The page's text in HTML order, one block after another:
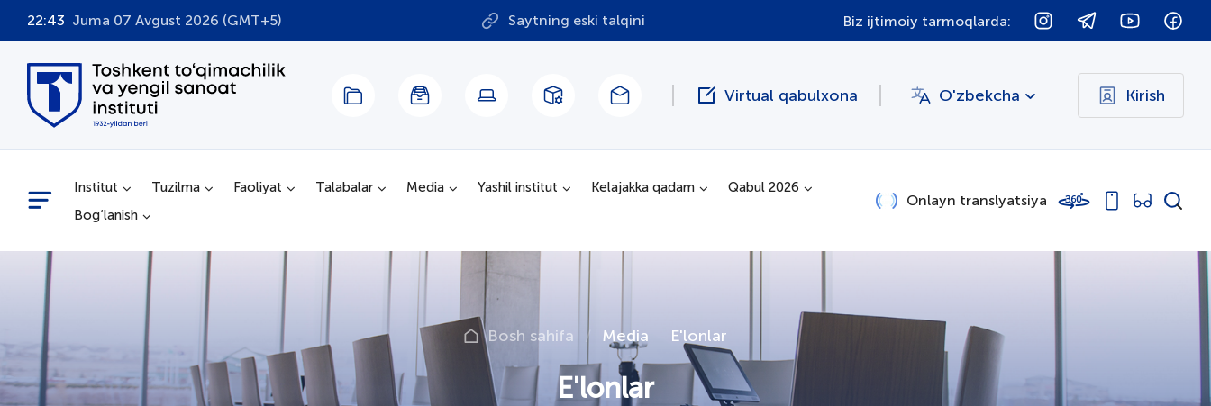
22:43 Juma 07 Avgust 2026 (GMT+5) Saytning eski talqini Biz ijtimoiy tarmoqlarda:
Virtual qabulxona O'zbekcha Kirish
Institut Tuzilma Faoliyat Talabalar Media Yashil institut Kelajakka qadam
Qabul 2026
Bog‘lanish
Onlayn translyatsiya
Bosh sahifa Media E'lonlar
E'lonlar